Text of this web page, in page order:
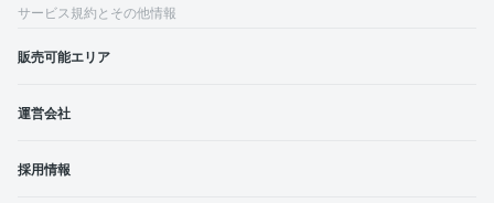
サービス規約とその他情報
販売可能エリア
運営会社
採用情報